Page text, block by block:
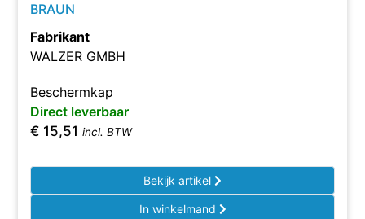
BRAUN
Fabrikant
WALZER GMBH
Beschermkap
Direct leverbaar
€ 15,51 incl. BTW
Bekijk artikel
In winkelmand